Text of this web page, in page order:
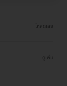
โหลดเลย
ดูเพิ่ม